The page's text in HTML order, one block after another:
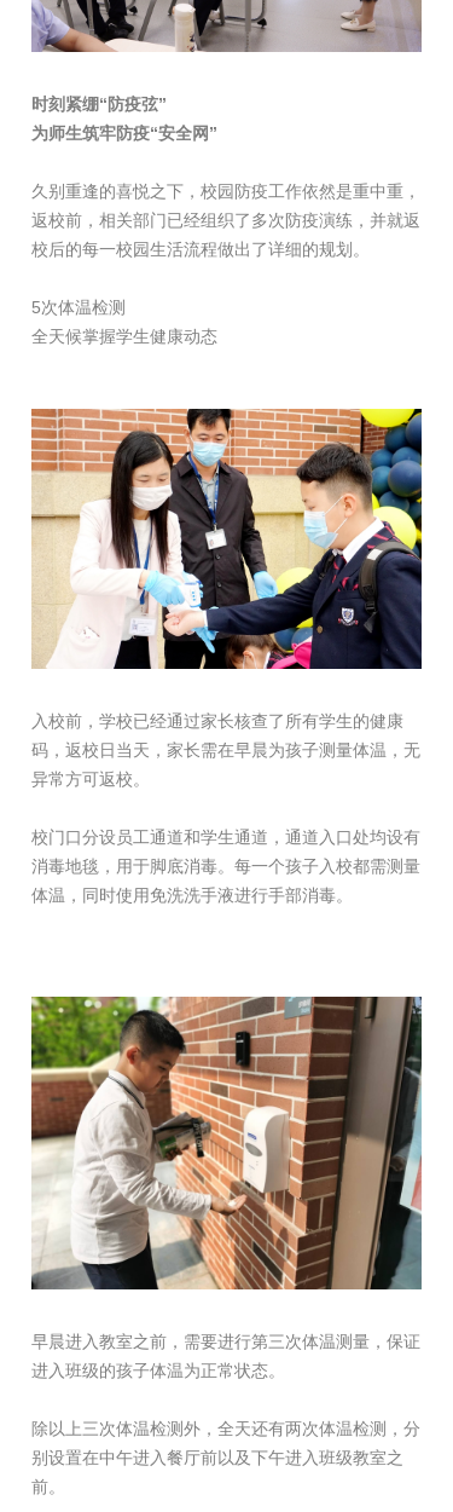
时刻紧绷“防疫弦”
为师生筑牢防疫“安全网”
久别重逢的喜悦之下，校园防疫工作依然是重中重，
返校前，相关部门已经组织了多次防疫演练，并就返
校后的每一校园生活流程做出了详细的规划。
5次体温检测
全天候掌握学生健康动态
入校前，学校已经通过家长核查了所有学生的健康
码，返校日当天，家长需在早晨为孩子测量体温，无
异常方可返校。
校门口分设员工通道和学生通道，通道入口处均设有
消毒地毯，用于脚底消毒。每一个孩子入校都需测量
体温，同时使用免洗洗手液进行手部消毒。
早晨进入教室之前，需要进行第三次体温测量，保证
进入班级的孩子体温为正常状态。
除以上三次体温检测外，全天还有两次体温检测，分
别设置在中午进入餐厅前以及下午进入班级教室之
前。